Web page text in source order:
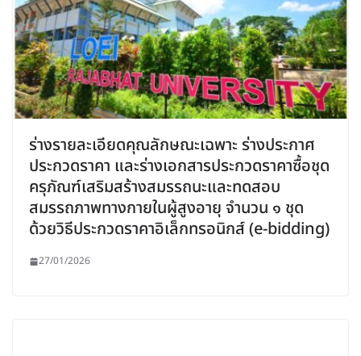
ร่างรายละเอียดคุณลักษณะเฉพาะ ร่างประกาศ
ประกวดราคา และร่างเอกสารประกวดราคาซื้อชุด
ครุภัณฑ์เสริมสร้างสมรรถนะและทดสอบ
สมรรถภาพทางกายในผู้สูงอายุ จำนวน ๑ ชุด
ด้วยวิธีประกวดราคาอิเล็กทรอนิกส์ (e-bidding)
27/01/2026